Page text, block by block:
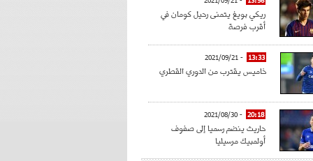
ريكي بويغ يتمنى رحيل كومان في
أقرب فرصة
13:33
- 2021/09/21
خاميس يقترب من الدوري القطري
20:18
- 2021/08/30
حاريث ينضم رسميا إلى صفوف
أولمبيك مرسيليا